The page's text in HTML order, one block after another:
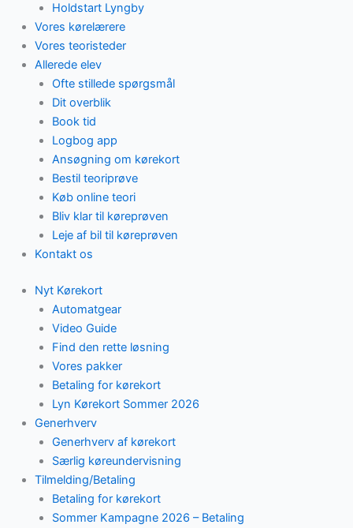
Holdstart Lyngby
Vores kørelærere
Vores teoristeder
Allerede elev
Ofte stillede spørgsmål
Dit overblik
Book tid
Logbog app
Ansøgning om kørekort
Bestil teoriprøve
Køb online teori
Bliv klar til køreprøven
Leje af bil til køreprøven
Kontakt os
Nyt Kørekort
Automatgear
Video Guide
Find den rette løsning
Vores pakker
Betaling for kørekort
Lyn Kørekort Sommer 2026
Generhverv
Generhverv af kørekort
Særlig køreundervisning
Tilmelding/Betaling
Betaling for kørekort
Sommer Kampagne 2026 – Betaling